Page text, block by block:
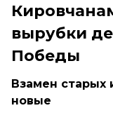
вырубки
Победы
Взамен старых
новые